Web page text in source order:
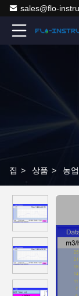
sales@flo-
집 > 상품 > 농